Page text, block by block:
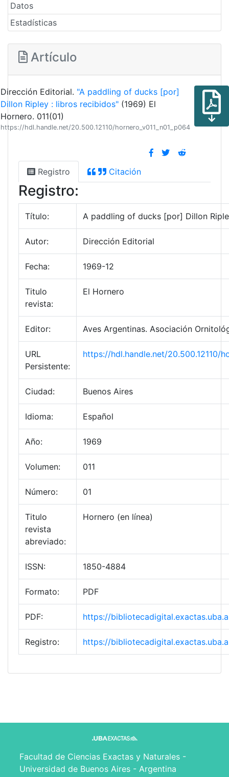
Datos
Estadísticas
Artículo
Dirección Editorial. "A paddling of ducks [por]
Dillon Ripley : libros recibidos"(1969) El
Hornero. 011(01)
https://hdl.handle.net/20.500.12110/hornero_v011_n01_p064
Registro Citación
Registro:
Título: A paddling of ducks [por] Dillon
Autor: Dirección Editorial
Fecha: 1969-12
Titulo
revista:
El Hornero
Editor: Aves Argentinas. Asociación
URL
Persistente:
https://hdl.handle.net/20.500.12110/
Ciudad: Buenos Aires
Idioma: Español
Año: 1969
Volumen: 011
Número: 01
Titulo
revista
abreviado:
Hornero (en línea)
ISSN: 1850-4884
Formato: PDF
PDF: https://
Registro: https://
Facultad de Ciencias Exactas y Naturales -
Universidad de Buenos Aires - Argentina